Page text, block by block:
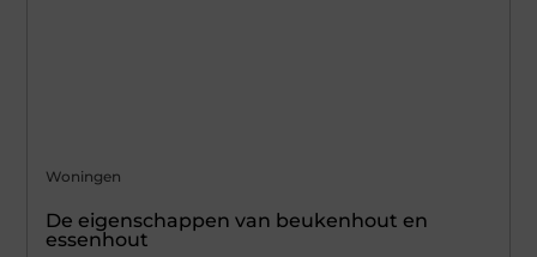
Woningen
De eigenschappen van beukenhout en
essenhout